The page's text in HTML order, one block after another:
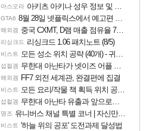
아스오라 아키츠 아키나 성우 정보 및 주요 필모
GTA6 8월 28일 넷플릭스에서 예고편 공개 예정
해외겜 중국 CXMT, D램 매출 점유율 7%…글로벌 4위로 부상
리싱크드 리싱크드 1.06 패치노트 (8/5)
비스트 모든 성소 위치 공략 (40개) - 귀환한 영혼 도전과제
섭컬겜 무한대 아난타가 넷이즈 어플 달력에 일정 등록
해외겜 FF7 외전 세계관, 완결편에 집결
비스트 모든 요리/작물 책 획득 위치 공략 (36개) - 미식가 도전과제
섭컬겜 무한대 아난타 유출과 앞으로의 예상 (루머)
명조 유니버스 채널 특별 코너 | 자신만의 스타일
비스트 '하늘 위의 공포' 도전과제 달성법